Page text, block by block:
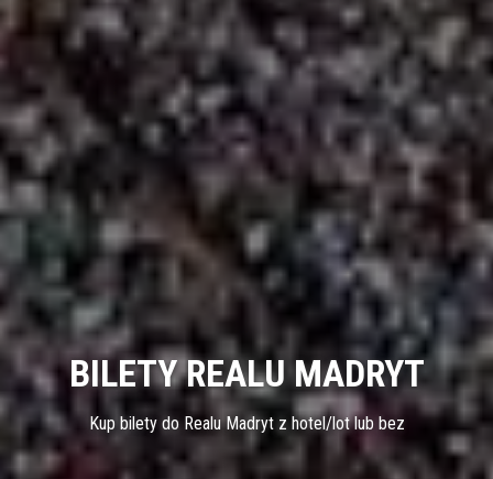
BILETY REALU MADRYT
Kup bilety do Realu Madryt z hotel/lot lub bez